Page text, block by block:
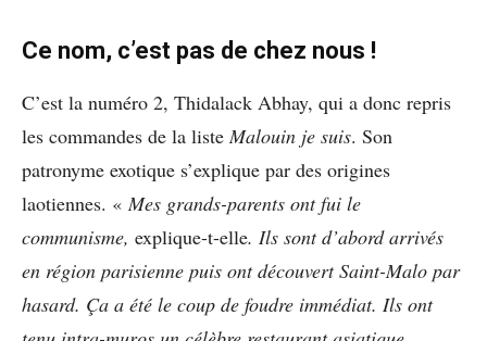
Ce nom, c’est pas de chez nous !
C’est la numéro 2, Thidalack Abhay, qui a donc repris
les commandes de la liste Malouin je suis. Son
patronyme exotique s’explique par des origines
laotiennes. « Mes grands-parents ont fui le
communisme, explique-t-elle. Ils sont d’abord arrivés
en région parisienne puis ont découvert Saint-Malo par
hasard. Ça a été le coup de foudre immédiat. Ils ont